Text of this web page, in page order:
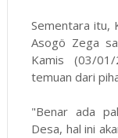
Sementara itu,
Asogö Zega
Kamis (03/
temuan dari
"Benar ada
Desa, hal ini